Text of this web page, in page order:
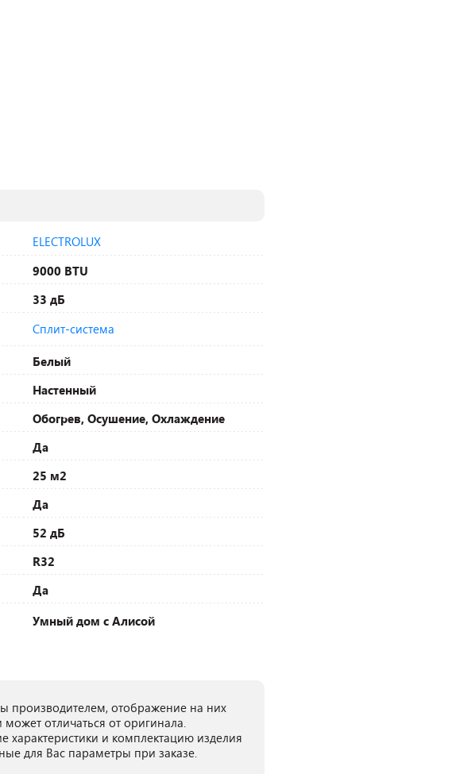
ELECTROLUX
9000 BTU
33 дБ
Сплит-система
Белый
Настенный
Обогрев, Осушение, Охлаждение
Да
25 м2
Да
52 дБ
R32
Да
Умный дом с Алисой
производителем, отображение на них
отличаться от оригинала.
характеристики и комплектацию изделия
для Вас параметры при заказе.